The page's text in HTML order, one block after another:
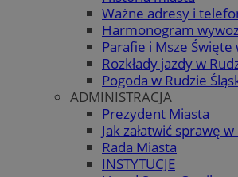
Ważne adresy i
Harmonogram
Parafie i Msze Święte
Rozkłady jazdy w
Pogoda w Rudzie
ADMINISTRACJA
Prezydent Miasta
Jak załatwić sprawę
Rada Miasta
INSTYTUCJE